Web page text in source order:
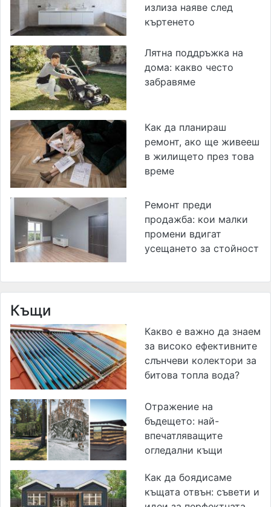
излиза наяве след
къртенето
Лятна поддръжка на
дома: какво често
забравяме
Как да планираш
ремонт, ако ще живееш
в жилището през това
време
Ремонт преди
продажба: кои малки
промени вдигат
усещането за стойност
Къщи
Какво е важно да знаем
за високо ефективните
слънчеви колектори за
битова топла вода?
Отражение на
бъдещето: най-
впечатляващите
огледални къщи
Как да боядисаме
къщата отвън: съвети и